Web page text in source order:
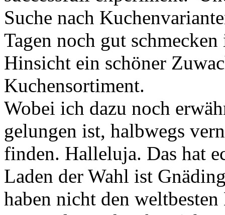
Suche nach
Tagen noch gut
Hinsicht ein schöner
Kuchensortiment.
Wobei ich dazu noch
gelungen ist, halbwegs
finden. Halleluja. Das hat
Laden der Wahl ist
haben nicht den